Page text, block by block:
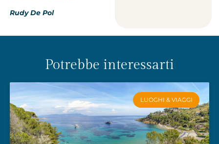
Rudy De Pol
Potrebbe interessarti
LUOGHI & VIAGGI